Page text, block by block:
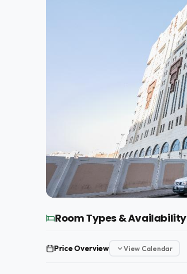
Room Types & Availability
Price Overview View Calendar